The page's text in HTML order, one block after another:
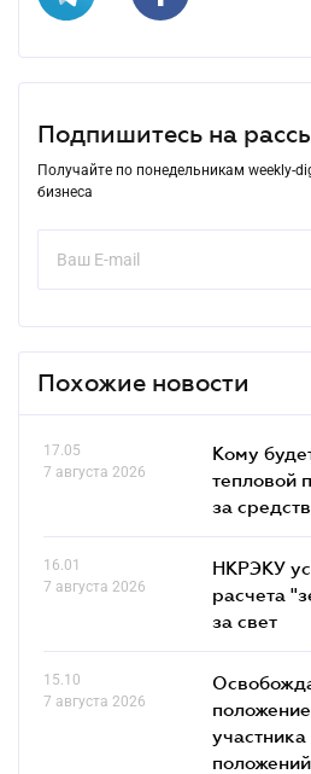
Подпишитесь на
Получайте по понедельникам weekly-
бизнеса
Похожие новости
17.05
7 августа 2026
Кому
тепловой
за
16.01
7 августа 2026
НКРЭКУ
расчета
за свет
15.10
7 августа 2026